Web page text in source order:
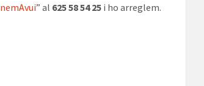
” al 625 58 54 25 i ho arreglem.